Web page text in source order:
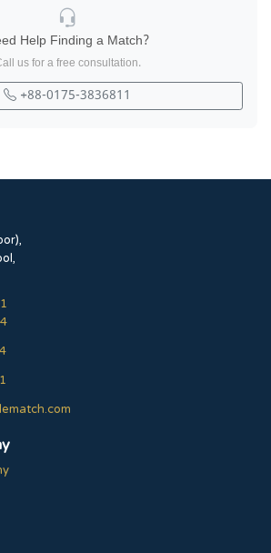
Help Finding a Match?
us for a free consultation.
+88-0175-3836811